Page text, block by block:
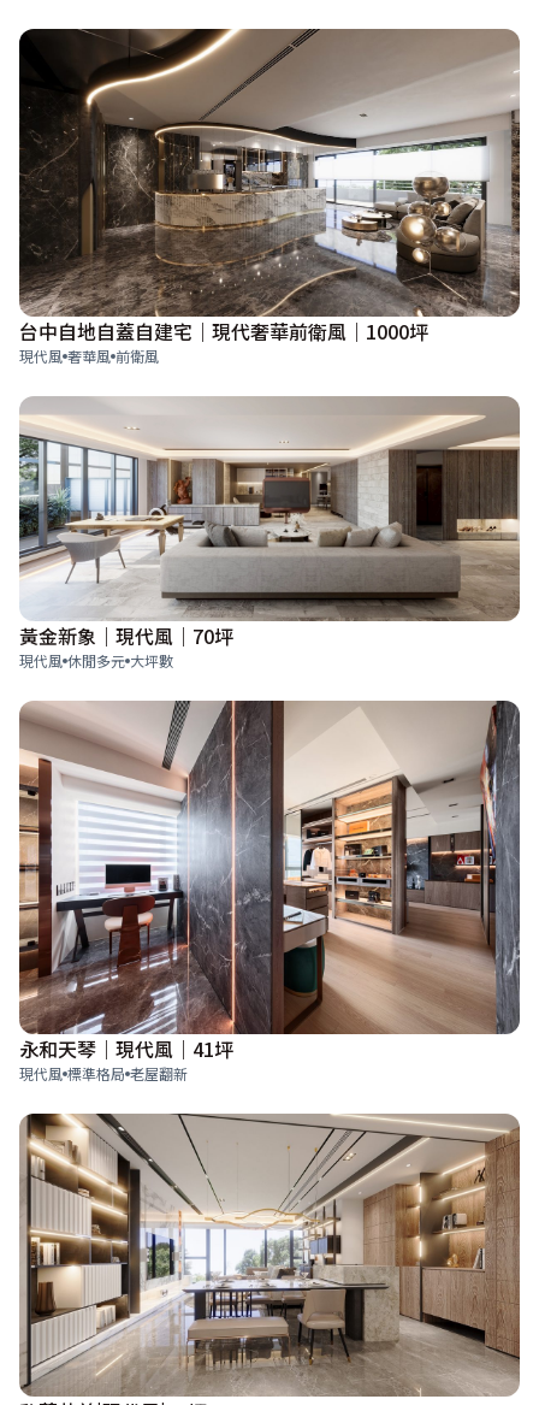
台中自地自蓋自建宅｜現代奢華前衛風｜1000坪
現代風 奢華風 前衛風
黃金新象｜現代風｜70坪
現代風 休閒多元 大坪數
永和天琴｜現代風｜41坪
現代風 標準格局 老屋翻新